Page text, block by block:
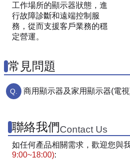
工作場所的顯示器狀態，進
行故障診斷和遠端控制服
務，從而支援客戶業務的穩
定營運。
常見問題
商用顯示器及家用顯示器(電
聯絡我們Contact Us
如任何產品相關需求，歡迎您與
9:00~18:00):